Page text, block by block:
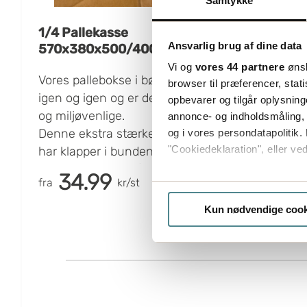
Ansvarlig brug af dine data
Vi og vores 44 partnere
browser til præferencer,
opbevarer og tilgår
annonce- og
og i vores
"Cookiedeklaration", eller
Hvis du tillader det, vil vi
Identificere din
Kun nødvendige
1/4 Pallekasse
570x380x500/400/300/200mm
Vores pallebokse i bølgepap kan genbruges
igen og igen og er desuden genanvendelige
og miljøvenlige.
Denne ekstra stærke palleboks/pallecontainer
har klapper i bunden og er udstyret med
ekstra riller kan palleboksen tilpasses til
godsets forskellige højder. Skær ned til ønsket
højde, og fold ned over godset.
Ved længere transport og luftfragt er vægten
en meget vigtig faktor ud fra et
transportøkonomisk perspektiv. Lavest mulig
fra 34.99 kr/st